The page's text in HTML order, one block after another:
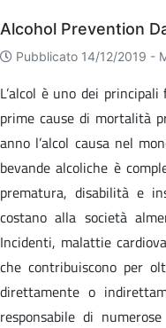
Eventi
Alcohol Prevention
Pubblicato 14/12/2019 -
L’alcol è uno dei
prime cause di mortalità
anno l’alcol causa nel
bevande alcoliche è
prematura, disabilità e
costano alla società
Incidenti, malattie
che contribuiscono per
direttamente o
responsabile di